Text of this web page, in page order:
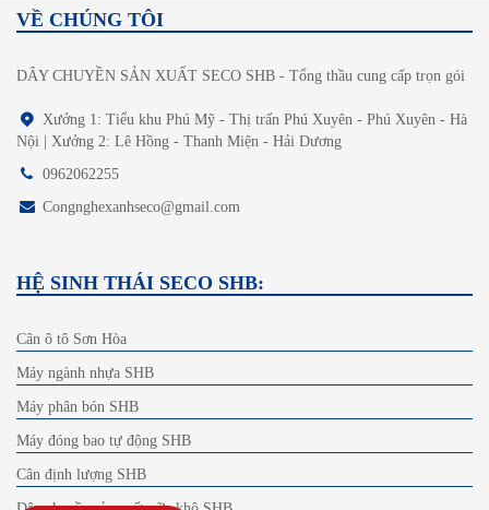
VỀ CHÚNG TÔI
DÂY CHUYỀN SẢN XUẤT SECO SHB - Tổng thầu cung cấp trọn gói
Xưởng 1: Tiểu khu Phú Mỹ - Thị trấn Phú Xuyên - Phú Xuyên - Hà
Nội | Xưởng 2: Lê Hồng - Thanh Miện - Hải Dương
0962062255
Congnghexanhseco@gmail.com
HỆ SINH THÁI SECO SHB:
Cân ô tô Sơn Hòa
Máy ngành nhựa SHB
Máy phân bón SHB
Máy đóng bao tự động SHB
Cân định lượng SHB